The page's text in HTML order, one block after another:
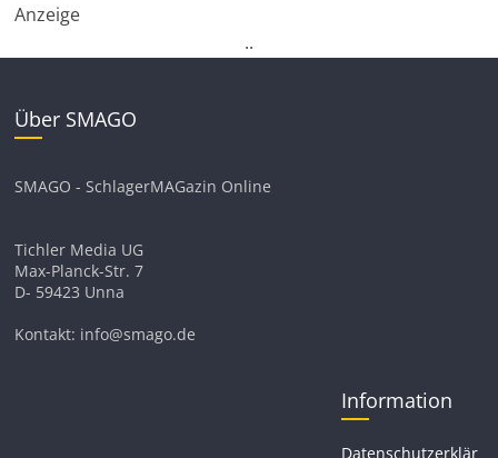
Anzeige
..
Über SMAGO
SMAGO - SchlagerMAGazin Online
Tichler Media UG
Max-Planck-Str. 7
D- 59423 Unna
Kontakt: info@smago.de
Information
Datenschutzerklär